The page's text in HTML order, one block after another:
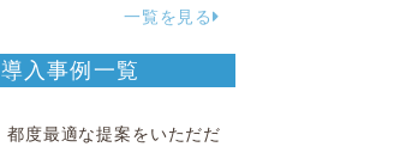
一覧を見る
導入事例一覧
都度最適な提案をいただだ